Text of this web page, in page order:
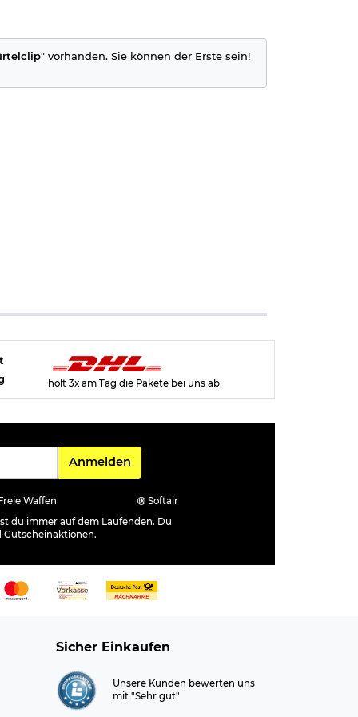
" vorhanden. Sie können der Erste sein!
holt 3x am Tag die Pakete bei uns ab
Für den Newsletter
Anmelden
Waffen
Softair
du immer auf dem Laufenden. Du
Sicher Einkaufen
Unsere Kunden bewerten uns
mit "Sehr gut"